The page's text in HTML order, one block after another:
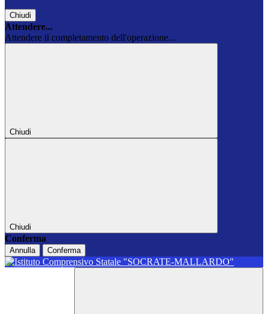
Chiudi
Attendere...
Attendere il completamento dell'operazione...
Chiudi
Chiudi
Conferma
Annulla Conferma